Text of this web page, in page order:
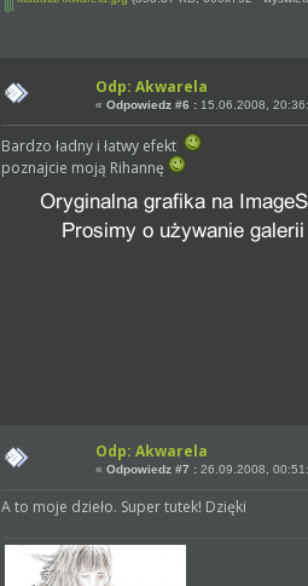
Odp: Akwarela
«Odpowiedz #6 : 15.06.2008,
Bardzo ładny i łatwy efekt
poznajcie moją Rihannę
Odp: Akwarela
«Odpowiedz #7 : 26.09.2008,
A to moje dzieło. Super tutek! Dzięki